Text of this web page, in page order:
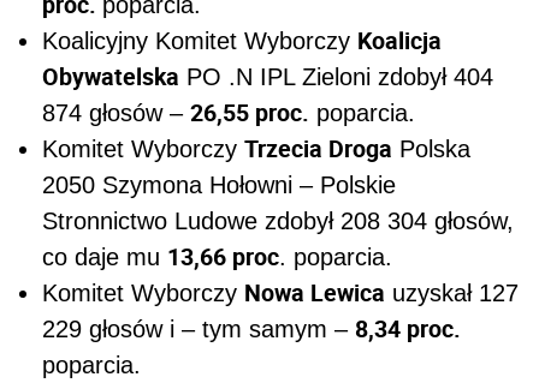
Koalicyjny Komitet Wyborczy Koalicja
Obywatelska PO .N IPL Zieloni zdobył 404
874 głosów – 26,55 proc. poparcia.
Komitet Wyborczy Trzecia Droga Polska
2050 Szymona Hołowni – Polskie
Stronnictwo Ludowe zdobył 208 304 głosów,
co daje mu 13,66 proc. poparcia.
Komitet Wyborczy Nowa Lewica uzyskał 127
229 głosów i – tym samym – 8,34 proc.
poparcia.